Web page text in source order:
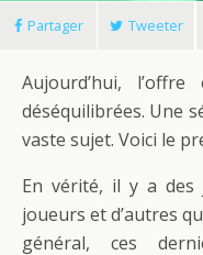
Partager Tweeter
Aujourd’hui,
déséquilibrées. Une
vaste sujet. Voici le
En vérité, il y a
joueurs et d’autres
général, ces